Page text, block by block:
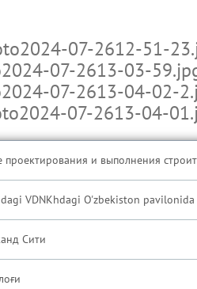
и выполнения
VDNKhdagi O'zbekiston
Сити